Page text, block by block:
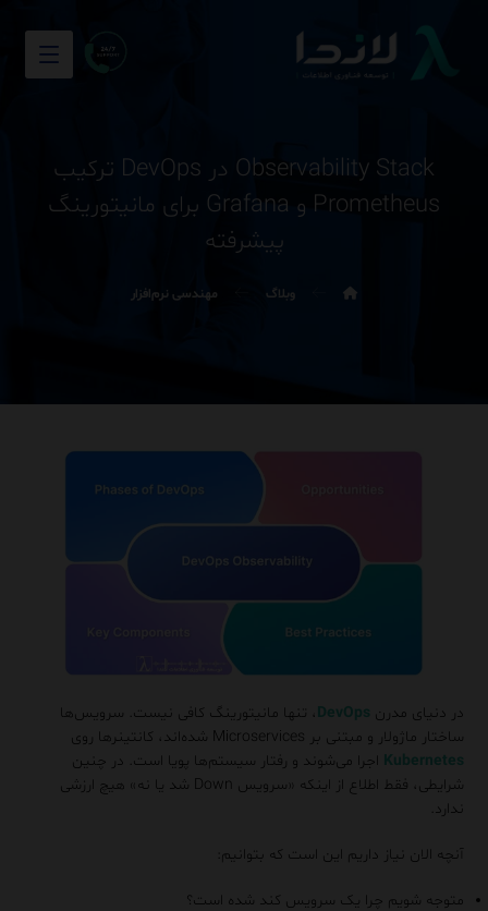
Observability Stack در DevOps ترکیب
Prometheus و Grafana برای مانیتورینگ
پیشرفته
وبلاگ مهندسی نرم‌افزار
در دنیای مدرن DevOps، تنها مانیتورینگ کافی نیست. سرویس‌ها
ساختار ماژولار و مبتنی بر Microservices شده‌اند، کانتینرها روی
Kubernetes اجرا می‌شوند و رفتار سیستم‌ها پویا است. در چنین
شرایطی، فقط اطلاع از اینکه «سرویس Down شد یا نه» هیچ ارزشی
ندارد.
آنچه الان نیاز داریم این است که بتوانیم:
متوجه شویم چرا یک سرویس کند شده است؟